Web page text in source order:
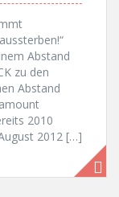
Abstand
zu den
Abstand
2010
2012 […]